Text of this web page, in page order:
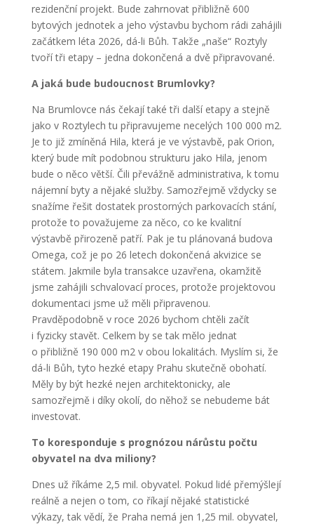
rezidenční projekt. Bude zahrnovat přibližně 600
bytových jednotek a jeho výstavbu bychom rádi zahájili
začátkem léta 2026, dá-li Bůh. Takže „naše“ Roztyly
tvoří tři etapy – jedna dokončená a dvě připravované.
A jaká bude budoucnost Brumlovky?
Na Brumlovce nás čekají také tři další etapy a stejně
jako v Roztylech tu připravujeme necelých 100 000 m2.
Je to již zmíněná Hila, která je ve výstavbě, pak Orion,
který bude mít podobnou strukturu jako Hila, jenom
bude o něco větší. Čili převážně administrativa, k tomu
nájemní byty a nějaké služby. Samozřejmě vždycky se
snažíme řešit dostatek prostorných parkovacích stání,
protože to považujeme za něco, co ke kvalitní
výstavbě přirozeně patří. Pak je tu plánovaná budova
Omega, což je po 26 letech dokončená akvizice se
státem. Jakmile byla transakce uzavřena, okamžitě
jsme zahájili schvalovací proces, protože projektovou
dokumentaci jsme už měli připravenou.
Pravděpodobně v roce 2026 bychom chtěli začít
i fyzicky stavět. Celkem by se tak mělo jednat
o přibližně 190 000 m2 v obou lokalitách. Myslím si, že
dá-li Bůh, tyto hezké etapy Prahu skutečně obohatí.
Měly by být hezké nejen architektonicky, ale
samozřejmě i díky okolí, do něhož se nebudeme bát
investovat.
To koresponduje s prognózou nárůstu počtu
obyvatel na dva miliony?
Dnes už říkáme 2,5 mil. obyvatel. Pokud lidé přemýšlejí
reálně a nejen o tom, co říkají nějaké statistické
výkazy, tak vědí, že Praha nemá jen 1,25 mil. obyvatel,